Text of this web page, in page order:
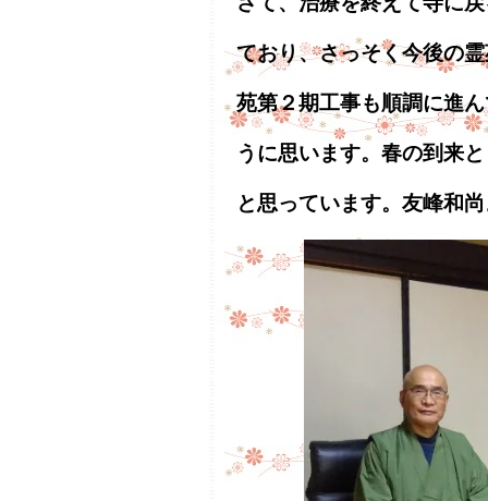
ており、さっそく今後の
苑第２期工事も順調に進
うに思います。春の到来
と思っています。友峰和